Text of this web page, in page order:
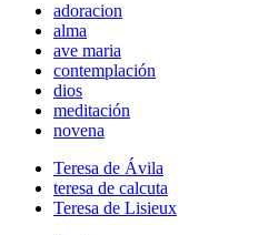
adoracion
alma
ave maria
contemplación
dios
meditación
novena
Teresa de Ávila
teresa de calcuta
Teresa de Lisieux